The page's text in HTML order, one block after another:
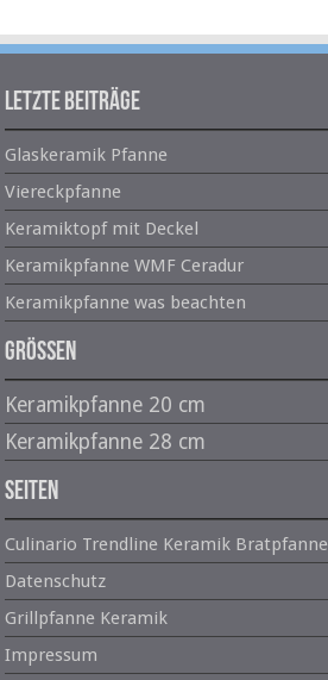
Letzte Beiträge
Glaskeramik Pfanne
Viereckpfanne
Keramiktopf mit Deckel
Keramikpfanne WMF Ceradur
Keramikpfanne was beachten
Größen
Keramikpfanne 20 cm
Keramikpfanne 28 cm
Seiten
Culinario Trendline Keramik Bratpfanne
Datenschutz
Grillpfanne Keramik
Impressum